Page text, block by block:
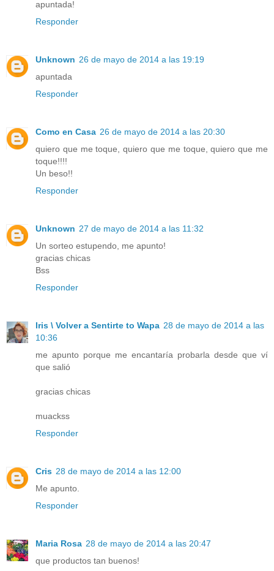
apuntada!
Responder
Unknown 26 de mayo de 2014 a las 19:19
apuntada
Responder
Como en Casa 26 de mayo de 2014 a las 20:30
quiero que me toque, quiero que me toque, quiero que me
toque!!!!
Un beso!!
Responder
Unknown 27 de mayo de 2014 a las 11:32
Un sorteo estupendo, me apunto!
gracias chicas
Bss
Responder
Iris \ Volver a Sentirte to Wapa 28 de mayo de 2014 a las
10:36
me apunto porque me encantaría probarla desde que ví
que salió
gracias chicas
muackss
Responder
Cris 28 de mayo de 2014 a las 12:00
Me apunto.
Responder
Maria Rosa 28 de mayo de 2014 a las 20:47
que productos tan buenos!